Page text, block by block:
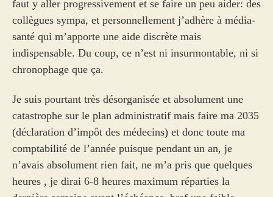
faut y aller progressivement et se faire un peu aider: des
collègues sympa, et personnellement j’adhère à média-
santé qui m’apporte une aide discrète mais
indispensable. Du coup, ce n’est ni insurmontable, ni si
chronophage que ça.
Je suis pourtant très désorganisée et absolument une
catastrophe sur le plan administratif mais faire ma 2035
(déclaration d’impôt des médecins) et donc toute ma
comptabilité de l’année puisque pendant un an, je
n’avais absolument rien fait, ne m’a pris que quelques
heures , je dirai 6-8 heures maximum réparties la